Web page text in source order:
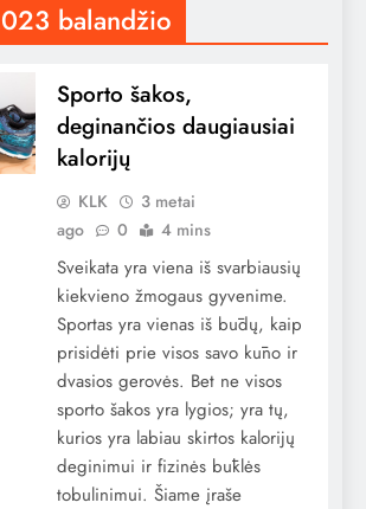
balandžio
Sporto šakos,
deginančios daugiausiai
kalorijų
KLK
3 metai
ago
0 4 mins
Sveikata yra viena iš svarbiausių
kiekvieno žmogaus gyvenime.
Sportas yra vienas iš būdų, kaip
prisidėti prie visos savo kūno ir
dvasios gerovės. Bet ne visos
sporto šakos yra lygios; yra tų,
kurios yra labiau skirtos kalorijų
deginimui ir fizinės būklės
tobulinimui. Šiame įraše